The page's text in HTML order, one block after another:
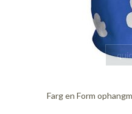
Farg en Form